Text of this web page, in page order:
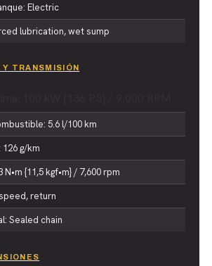
Electric
lubrication, wet sump
TRANSMISIÓN
5.6 l/100 km
g/km
N•m {11,5 kgf•m} / 7,600 rpm
return
Sealed chain